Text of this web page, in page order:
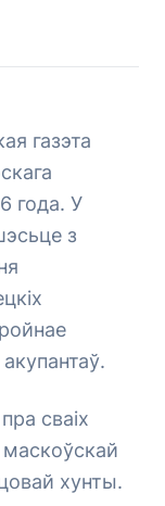
газэта
года. У
з
сваіх
маскоўскай
хунты.